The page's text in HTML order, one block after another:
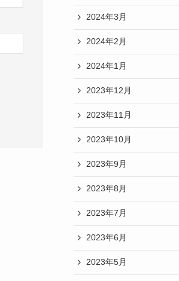
2024年3月
2024年2月
2024年1月
2023年12月
2023年11月
2023年10月
2023年9月
2023年8月
2023年7月
2023年6月
2023年5月